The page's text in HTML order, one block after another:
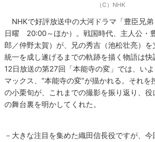
（C）NHK
NHKで好評放送中の大河ドラマ「豊臣兄
日曜 20:00～ほか）。戦国時代、主人公・
郎／仲野太賀）が、兄の秀吉（池松壮亮）
統一を成し遂げるまでの軌跡を描く物語は快
12日放送の第27回「本能寺の変」では、い
マックス、“本能寺の変”が描かれる。それを
の小栗旬が、これまでの撮影を振り返り、
の舞台裏を明かしてくれた。
－大きな注目を集めた織田信長役ですが、今